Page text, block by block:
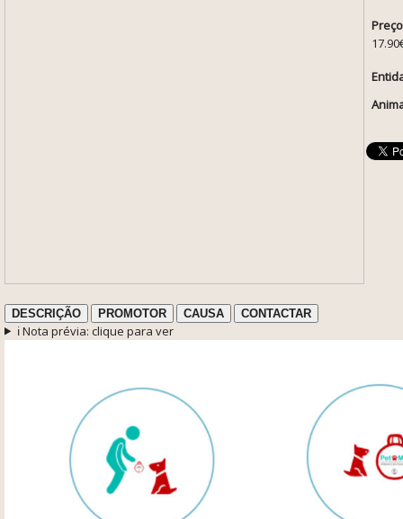
DESCRIÇÃO PROMOTOR CAUSA CONTACTAR
ℹ️ Nota prévia: clique para ver